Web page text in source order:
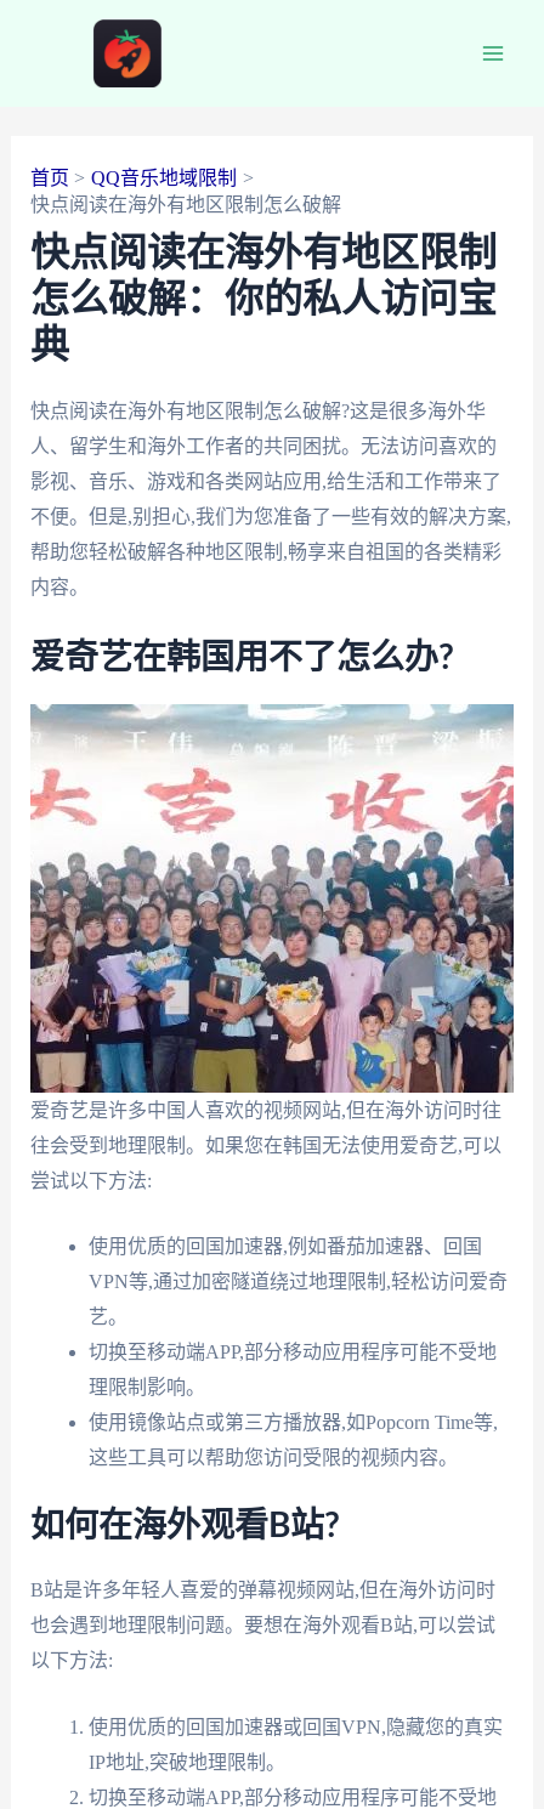
首页
QQ音乐地域限制
快点阅读在海外有地区限制怎么破解
快点阅读在海外有地区限制
怎么破解：你的私人访问宝
典
快点阅读在海外有地区限制怎么破解?这是很多海外华
人、留学生和海外工作者的共同困扰。无法访问喜欢的
影视、音乐、游戏和各类网站应用,给生活和工作带来了
不便。但是,别担心,我们为您准备了一些有效的解决方案,
帮助您轻松破解各种地区限制,畅享来自祖国的各类精彩
内容。
爱奇艺在韩国用不了怎么办?
爱奇艺是许多中国人喜欢的视频网站,但在海外访问时往
往会受到地理限制。如果您在韩国无法使用爱奇艺,可以
尝试以下方法:
使用优质的回国加速器,例如番茄加速器、回国
VPN等,通过加密隧道绕过地理限制,轻松访问爱奇
艺。
切换至移动端APP,部分移动应用程序可能不受地
理限制影响。
使用镜像站点或第三方播放器,如Popcorn Time等,
这些工具可以帮助您访问受限的视频内容。
如何在海外观看B站?
B站是许多年轻人喜爱的弹幕视频网站,但在海外访问时
也会遇到地理限制问题。要想在海外观看B站,可以尝试
以下方法:
使用优质的回国加速器或回国VPN,隐藏您的真实
IP地址,突破地理限制。
切换至移动端APP,部分移动应用程序可能不受地